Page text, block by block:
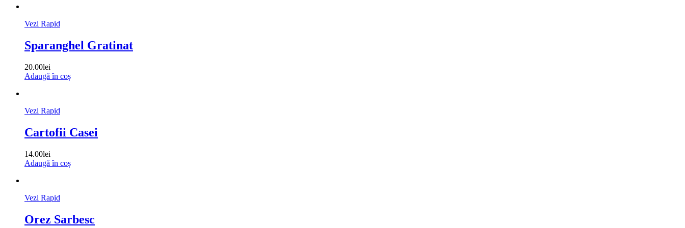
Vezi Rapid
Sparanghel Gratinat
20.00lei
Adaugă în coș
Vezi Rapid
Cartofii Casei
14.00lei
Adaugă în coș
Vezi Rapid
Orez Sarbesc